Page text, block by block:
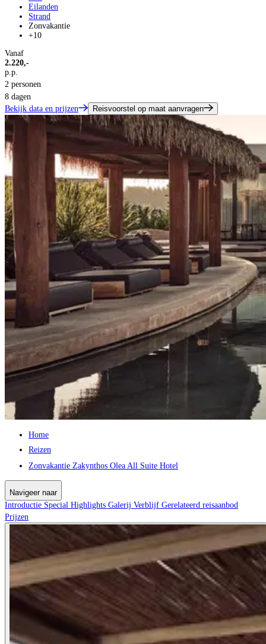
Eilanden
Strand
Zonvakantie
+10
Vanaf
2.220,-
p.p.
2 personen
8 dagen
Bekijk data en prijzen
Reisvoorstel op maat aanvragen
Home
Reizen
Zonvakantie Zakynthos Olea All Suite Hotel
Navigeer naar
Introductie Special Highlights Galerij Verblijf Gerelateerd reisaanbod
Prijzen